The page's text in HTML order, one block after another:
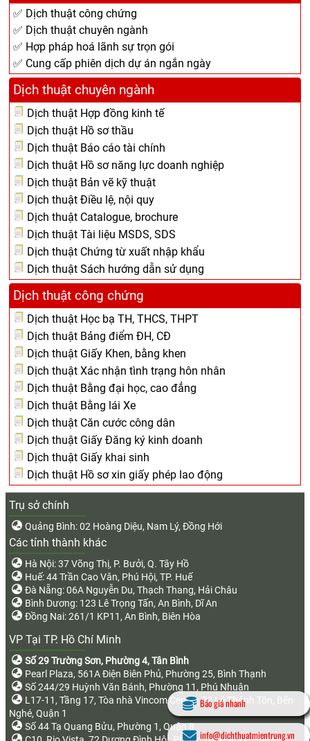
✅ Dịch thuật công chứng
✅ Dịch thuật chuyên ngành
✅ Hợp pháp hoá lãnh sự trọn gói
✅ Cung cấp phiên dịch dự án ngắn ngày
Dịch thuật chuyên ngành
Dịch thuật Hợp đồng kinh tế
Dịch thuật Hồ sơ thầu
Dịch thuật Báo cáo tài chính
Dịch thuật Hồ sơ năng lực doanh nghiệp
Dịch thuật Bản vẽ kỹ thuật
Dịch thuật Điều lệ, nội quy
Dịch thuật Catalogue, brochure
Dịch thuật Tài liệu MSDS, SDS
Dịch thuật Chứng từ xuất nhập khẩu
Dịch thuật Sách hướng dẫn sử dụng
Dịch thuật công chứng
Dịch thuật Học bạ TH, THCS, THPT
Dịch thuật Bảng điểm ĐH, CĐ
Dịch thuật Giấy Khen, bằng khen
Dịch thuật Xác nhận tình trạng hôn nhân
Dịch thuật Bằng đại học, cao đẳng
Dịch thuật Bằng lái Xe
Dịch thuật Căn cước công dân
Dịch thuật Giấy Đăng ký kinh doanh
Dịch thuật Giấy khai sinh
Dịch thuật Hồ sơ xin giấy phép lao động
Trụ sở chính
Quảng Bình: 02 Hoàng Diệu, Nam Lý, Đồng Hới
Các tỉnh thành khác
Hà Nội: 37 Võng Thị, P. Bưởi, Q. Tây Hồ
Huế: 44 Trần Cao Vân, Phú Hội, TP. Huế
Đà Nẵng: 06A Nguyễn Du, Thạch Thang, Hải Châu
Bình Dương: 123 Lê Trọng Tấn, An Bình, Dĩ An
Đồng Nai: 261/1 KP11, An Bình, Biên Hòa
VP Tại TP. Hồ Chí Minh
Số 29 Trường Sơn, Phường 4, Tân Bình
Pearl Plaza, 561A Điện Biên Phủ, Phường 25, Bình Thạnh
Số 244/29 Huỳnh Văn Bánh, Phường 11, Phú Nhuận
L17-11, Tầng 17, Tòa nhà Vincom Center, 72 Lê Thánh Tôn, Bến
Nghé, Quận 1
Số 44 Tạ Quang Bửu, Phường 1, Quận 8
Báo giá nhanh
info@dichthuatmientrung.vn